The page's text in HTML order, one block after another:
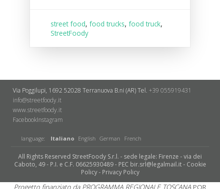
street food,food trucks,food truck,
StreetFoody
Via Poggilupi, 1692 52028 Terranuova B.ni (AR)Tel. +39 055919431
info@streetfoody.it
www.streetfoody.it
Facebook​Instagram
language: Italiano English German French
All Rights Reserved StreetFoody S.r.l. - sede legale: Firenze - via dei
Caboto, 49 - P.I. e C.F. 06625930489 - PEC bir.srl@legalmail.it - Cookie
Policy- Privacy Policy
Progetto finanziato da PROGRAMMA REGIONALE TOSCANA POR